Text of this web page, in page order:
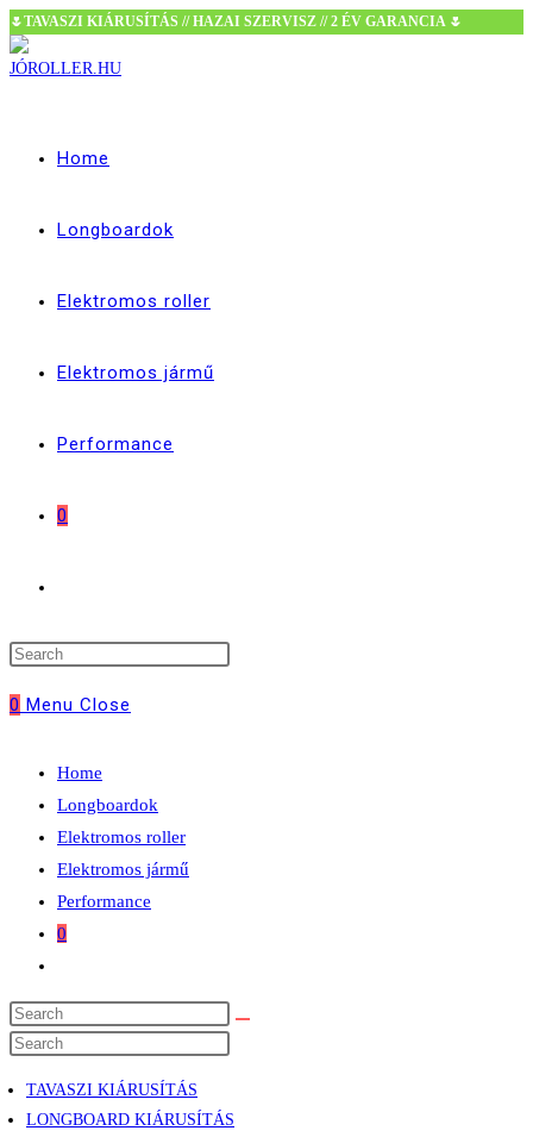
Skip
to
🌷TAVASZI KIÁRUSÍTÁS // HAZAI SZERVISZ // 2 ÉV GARANCIA 🌷
Home
Longboardok
Elektromos roller
Elektromos jármű
Performance
0
website
0 Menu Close
Home
Longboardok
Elektromos roller
Elektromos jármű
Performance
0
search
TAVASZI KIÁRUSÍTÁS
LONGBOARD KIÁRUSÍTÁS